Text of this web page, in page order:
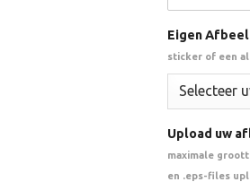
Eigen
sticker of een
Upload uw
maximale
en .eps-files